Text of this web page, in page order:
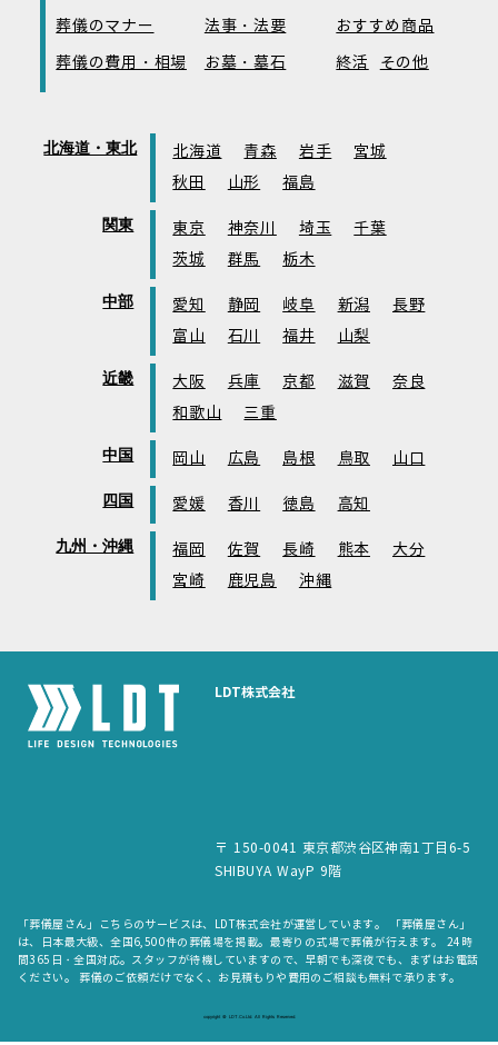
葬儀のマナー
法事・法要
おすすめ商品
葬儀の費用・相場
お墓・墓石 終活 その他
北海道・東北 北海道 青森 岩手
宮城
秋田
山形 福島
関東 東京 神奈川 埼玉
千葉
茨城
群馬 栃木
中部 愛知 静岡 岐阜 新潟
長野
富山
石川 福井 山梨
近畿 大阪 兵庫 京都 滋賀
奈良
和歌山
三重
中国 岡山 広島 島根 鳥取 山口
四国 愛媛 香川 徳島 高知
九州・沖縄 福岡 佐賀 長崎 熊本
大分
宮崎
鹿児島 沖縄
LDT株式会社
〒 150-0041 東京都渋谷区神南1丁目6-5
SHIBUYA WayP 9階
「葬儀屋さん」こちらのサービスは、LDT株式会社が運営しています。 「葬儀屋さん」
は、日本最大級、全国6,500件の葬儀場を掲載。最寄りの式場で葬儀が行えます。 24時
間365日・全国対応。スタッフが待機していますので、早朝でも深夜でも、まずはお電話
ください。 葬儀のご依頼だけでなく、お見積もりや費用のご相談も無料で承ります。
copyright © LDT.Co.Ltd. All Rights Reserved.